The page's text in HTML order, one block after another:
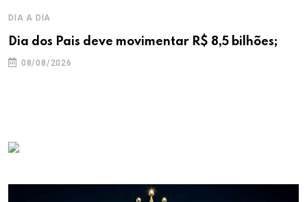
DIA A DIA
Dia dos Pais deve movimentar R$ 8,5 bilhões;
08/08/2026